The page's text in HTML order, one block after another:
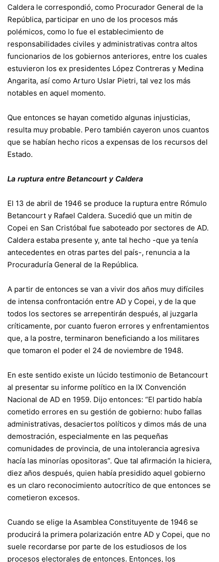
Caldera le correspondió, como Procurador General de la
República, participar en uno de los procesos más
polémicos, como lo fue el establecimiento de
responsabilidades civiles y administrativas contra altos
funcionarios de los gobiernos anteriores, entre los cuales
estuvieron los ex presidentes López Contreras y Medina
Angarita, así como Arturo Uslar Pietri, tal vez los más
notables en aquel momento.
Que entonces se hayan cometido algunas injusticias,
resulta muy probable. Pero también cayeron unos cuantos
que se habían hecho ricos a expensas de los recursos del
Estado.
La ruptura entre Betancourt y Caldera
El 13 de abril de 1946 se produce la ruptura entre Rómulo
Betancourt y Rafael Caldera. Sucedió que un mitin de
Copei en San Cristóbal fue saboteado por sectores de AD.
Caldera estaba presente y, ante tal hecho -que ya tenía
antecedentes en otras partes del país-, renuncia a la
Procuraduría General de la República.
A partir de entonces se van a vivir dos años muy difíciles
de intensa confrontación entre AD y Copei, y de la que
todos los sectores se arrepentirán después, al juzgarla
críticamente, por cuanto fueron errores y enfrentamientos
que, a la postre, terminaron beneficiando a los militares
que tomaron el poder el 24 de noviembre de 1948.
En este sentido existe un lúcido testimonio de Betancourt
al presentar su informe político en la IX Convención
Nacional de AD en 1959. Dijo entonces: “El partido había
cometido errores en su gestión de gobierno: hubo fallas
administrativas, desaciertos políticos y dimos más de una
demostración, especialmente en las pequeñas
comunidades de provincia, de una intolerancia agresiva
hacía las minorías opositoras”. Que tal afirmación la hiciera,
diez años después, quien había presidido aquel gobierno
es un claro reconocimiento autocrítico de que entonces se
cometieron excesos.
Cuando se elige la Asamblea Constituyente de 1946 se
producirá la primera polarización entre AD y Copei, que no
suele recordarse por parte de los estudiosos de los
procesos electorales de entonces. Entonces, los